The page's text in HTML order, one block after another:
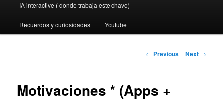
IA interactive ( donde trabaja este chavo)
Recuerdos y curiosidades Youtube
Post
← Previous Next →
Motivaciones * (Apps +